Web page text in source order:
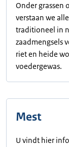
Onder grassen
verstaan we
traditioneel in
zaadmengsels
riet en heide
voedergewas.
Mest
U vindt hier